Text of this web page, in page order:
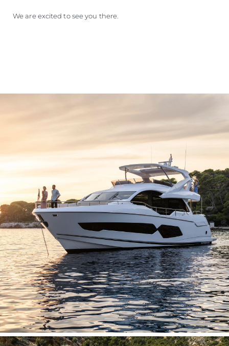
We are excited to see you there.